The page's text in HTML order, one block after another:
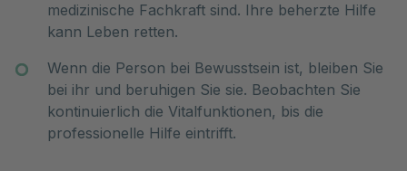
medizinische Fachkraft sind. Ihre beherzte Hilfe
kann Leben retten.
Wenn die Person bei Bewusstsein ist, bleiben Sie
bei ihr und beruhigen Sie sie. Beobachten Sie
kontinuierlich die Vitalfunktionen, bis die
professionelle Hilfe eintrifft.